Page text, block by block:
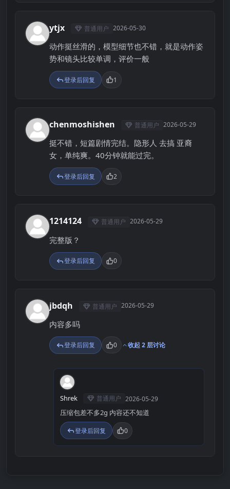
Y ytjx 普通用户 2026-05-30
动作挺丝滑的，模型细节也不错，就是动作姿
势和镜头比较单调，评价一般
登录后回复 1
C chenmoshishen 普通用户 2026-05-29
挺不错，短篇剧情完结。隐形人 去搞 亚裔
女，单纯爽。40分钟就能过完。
登录后回复 2
1 1214124 普通用户 2026-05-29
完整版？
登录后回复 0
J jbdqh 普通用户 2026-05-29
内容多吗
登录后回复 0 收起 2 层讨论
S
Shrek 普通用户 2026-05-29
压缩包差不多2g 内容还不知道
登录后回复 0